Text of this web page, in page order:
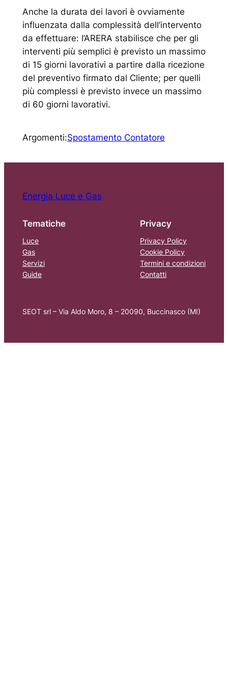
Anche la durata dei lavori è ovviamente
influenzata dalla complessità dell’intervento
da effettuare: l’ARERA stabilisce che per gli
interventi più semplici è previsto un massimo
di 15 giorni lavorativi a partire dalla ricezione
del preventivo firmato dal Cliente; per quelli
più complessi è previsto invece un massimo
di 60 giorni lavorativi.
Argomenti:Spostamento Contatore
Energia Luce e Gas
Tematiche
Luce
Gas
Servizi
Guide
Privacy
Privacy Policy
Cookie Policy
Termini e condizioni
Contatti
SEOT srl – Via Aldo Moro, 8 – 20090, Buccinasco (MI)